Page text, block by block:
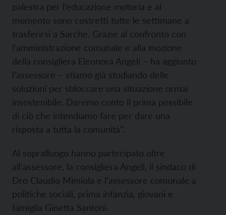
palestra per l’educazione motoria e al
momento sono costretti tutte le settimane a
trasferirsi a Sarche. Grazie al confronto con
l’amministrazione comunale e alla mozione
della consigliera Eleonora Angeli – ha aggiunto
l’assessore – stiamo già studiando delle
soluzioni per sbloccare una situazione ormai
insostenibile. Daremo conto il prima possibile
di ciò che intendiamo fare per dare una
risposta a tutta la comunità”.
Al sopralluogo hanno partecipato oltre
all’assessore, la consigliera Angeli, il sindaco di
Dro Claudio Mimiola e l’assessore comunale a
politiche sociali, prima infanzia, giovani e
famiglia Ginetta Santoni.